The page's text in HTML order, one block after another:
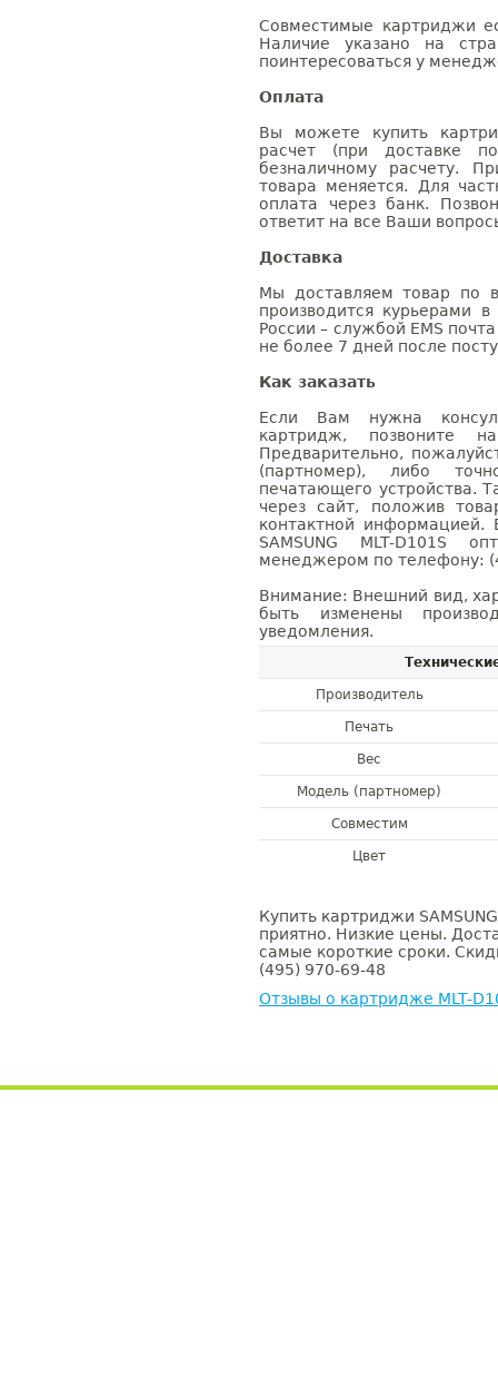
Совместимые картриджи
Наличие указано на
поинтересоваться у
Оплата
Вы можете купить
расчет (при доставке
безналичному расчету.
товара меняется. Для
оплата через банк.
ответит на все Ваши
Доставка
Мы доставляем товар по
производится курьерами
России – службой EMS
не более 7 дней после
Как заказать
Если Вам нужна
картридж, позвоните
Предварительно,
(партномер), либо
печатающего устройства.
через сайт, положив
контактной информацией.
SAMSUNG MLT-D101S
менеджером по телефону:
Внимание: Внешний вид,
быть изменены
уведомления.
Производитель
Печать
Вес
Модель (партномер)
Совместим
Цвет
Купить картриджи
приятно. Низкие цены.
самые короткие сроки.
(495) 970-69-48
Отзывы о картридже MLT-